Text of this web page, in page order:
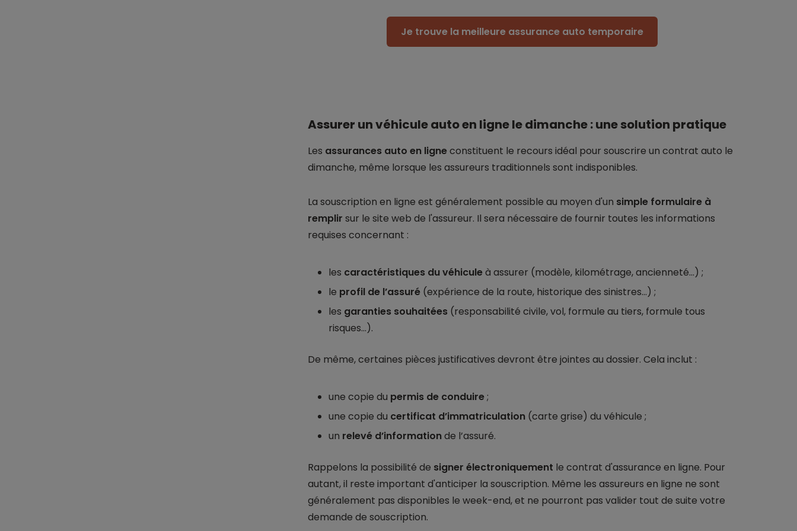
Je trouve la meilleure assurance auto temporaire
Assurer un véhicule auto en ligne le dimanche : une solution pratique
Les assurances auto en ligneconstituent le recours idéal pour souscrire un contrat auto le
dimanche, même lorsque les assureurs traditionnels sont indisponibles.
La souscription en ligne est généralement possible au moyen d'un simple formulaire à
remplir sur le site web de l'assureur. Il sera nécessaire de fournir toutes les informations
requises concernant :
les caractéristiques du véhiculeà assurer (modèle, kilométrage, ancienneté…) ;
le profil de l’assuré(expérience de la route, historique des sinistres…) ;
les garanties souhaitées(responsabilité civile, vol, formule au tiers, formule tous
risques…).
De même, certaines pièces justificatives devront être jointes au dossier. Cela inclut :
une copie du permis de conduire;
une copie du certificat d’immatriculation(carte grise) du véhicule ;
un relevé d’informationde l’assuré.
Rappelons la possibilité de signer électroniquement le contrat d'assurance en ligne. Pour
autant, il reste important d'anticiper la souscription. Même les assureurs en ligne ne sont
généralement pas disponibles le week-end, et ne pourront pas valider tout de suite votre
demande de souscription.